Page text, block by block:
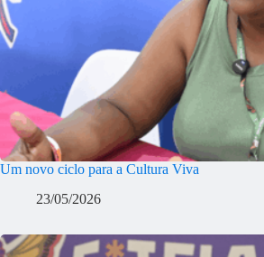
Um novo ciclo para a Cultura Viva
23/05/2026